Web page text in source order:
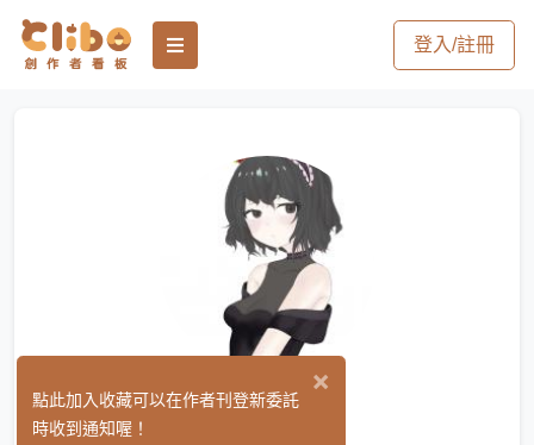
登入/註冊
銀河千紗
×
點此加入收藏可以在作者刊登新委託
時收到通知喔！